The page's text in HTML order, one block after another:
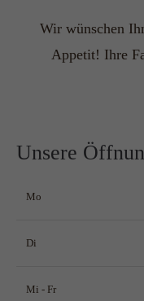
+44 1234 567
Drop us a line
About us
adipiscing elit.
massa. Cum
Donec quam
Wir wünschen
Appetit! Ihre
Unsere
Mo
Di
Mi - Fr